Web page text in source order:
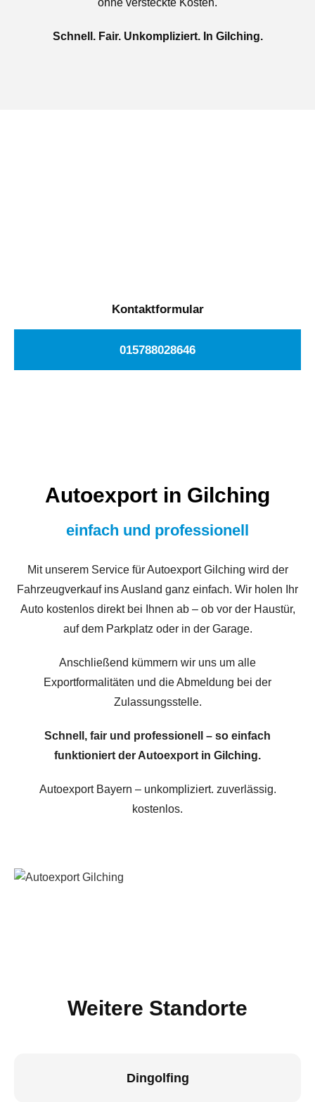
ohne versteckte Kosten.
Schnell. Fair. Unkompliziert. In Gilching.
Kontaktformular
015788028646
Autoexport in Gilching
einfach und professionell
Mit unserem Service für Autoexport Gilching wird der
Fahrzeugverkauf ins Ausland ganz einfach. Wir holen Ihr
Auto kostenlos direkt bei Ihnen ab – ob vor der Haustür,
auf dem Parkplatz oder in der Garage.
Anschließend kümmern wir uns um alle
Exportformalitäten und die Abmeldung bei der
Zulassungsstelle.
Schnell, fair und professionell – so einfach
funktioniert der Autoexport in Gilching.
Autoexport Bayern – unkompliziert. zuverlässig.
kostenlos.
Weitere Standorte
Dingolfing